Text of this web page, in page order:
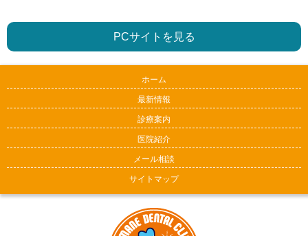
PCサイトを見る
ホーム
最新情報
診療案内
医院紹介
メール相談
サイトマップ